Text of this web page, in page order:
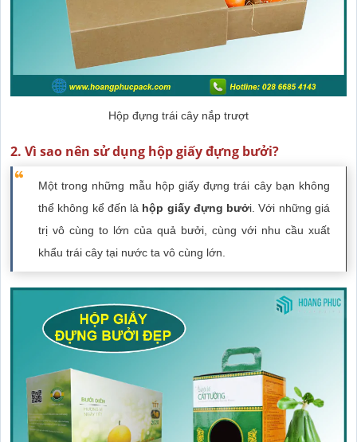
Hộp đựng trái cây nắp trượt
2. Vì sao nên sử dụng hộp giấy đựng bưởi?
Một trong những mẫu hộp giấy đựng trái cây bạn không
thể không kể đến là hộp giấy đựng bưởi. Với những giá
trị vô cùng to lớn của quả bưởi, cùng với nhu cầu xuất
khẩu trái cây tại nước ta vô cùng lớn.